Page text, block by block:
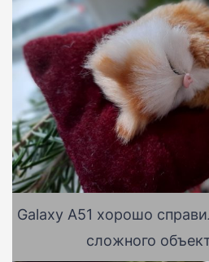
Galaxy A51 хорошо
сложного